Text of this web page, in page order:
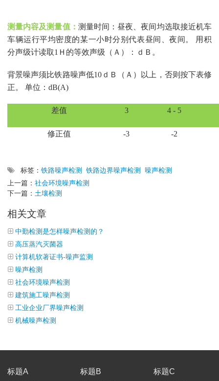
测量内容及测量值： 测量时间：昼夜、夜间均选取接近机车
车辆运行平均密度的某一小时分别代表昼间、夜间。
用积
分声级计读取1Ｈ的等效声级（Ａ）：ｄＢ。
背景噪声须比铁路噪声低10ｄＢ（Ａ）以上，否则按下表修
正。 单位：dB(A)
差值 3 4 - 5
修正值 -3 -2
标签： 铁路噪声检测 铁路边界噪声检测
噪声检测
上一篇： 社会环境噪声检测
下一篇： 土壤检测
相关文章
中勤检测是怎样噪声检测的？
高压蒸汽灭菌器
计算机软著证书-噪声监测
噪声检测
社会环境噪声检测
建筑施工噪声检测
工业企业厂界噪声检测
机械噪声检测
标题A 标题B 标题C